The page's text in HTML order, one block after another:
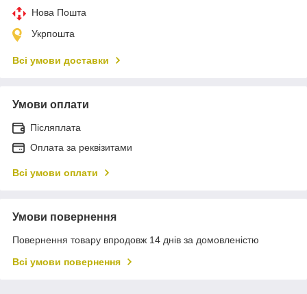
Нова Пошта
Укрпошта
Всі умови доставки
Умови оплати
Післяплата
Оплата за реквізитами
Всі умови оплати
Умови повернення
Повернення товару впродовж 14 днів за домовленістю
Всі умови повернення